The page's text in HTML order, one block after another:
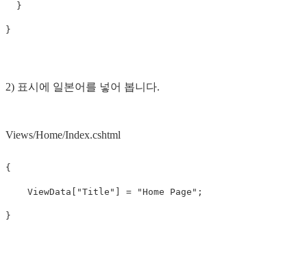
}
}
2) 표시에 일본어를 넣어 봅니다.
Views/Home/Index.cshtml
{
    ViewData["Title"] = "Home Page";
}